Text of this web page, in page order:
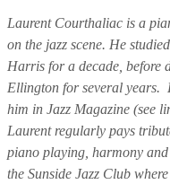
Laurent Courthaliac is a
on the jazz scene. He
Harris for a decade, before
Ellington for several years.
him in Jazz Magazine (see
Laurent regularly pays
piano playing, harmony
the Sunside Jazz Club